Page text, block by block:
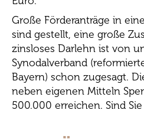
Große Förderanträge in
sind gestellt, eine große
zinsloses Darlehn ist von
Synodalverband
Bayern) schon zugesagt.
neben eigenen Mitteln
500.000 erreichen. Sind Sie